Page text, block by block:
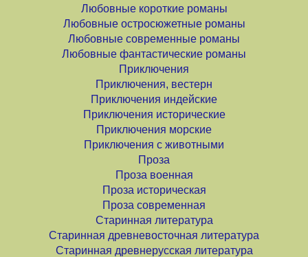
Любовные короткие романы
Любовные остросюжетные романы
Любовные современные романы
Любовные фантастические романы
Приключения
Приключения, вестерн
Приключения индейские
Приключения исторические
Приключения морские
Приключения с животными
Проза
Проза военная
Проза историческая
Проза современная
Старинная литература
Старинная древневосточная литература
Старинная древнерусская литература